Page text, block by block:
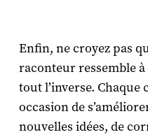
Enfin, ne croyez pas
raconteur ressemble
tout l’inverse.
occasion de
nouvelles idées, de